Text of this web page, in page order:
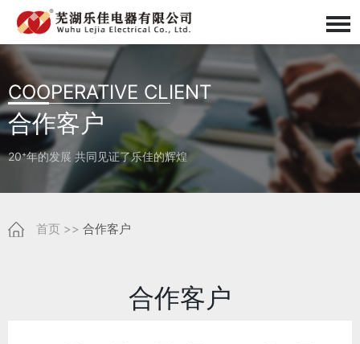
COOPERATIVE CLIENT
合作客户
20⁺年的发展 共同见证了乐佳的辉煌
首页 >> 合作客户
合作客户